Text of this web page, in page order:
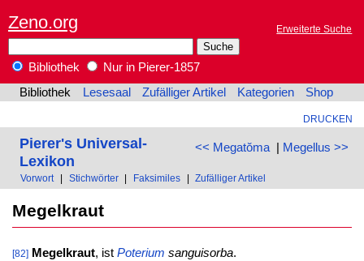
Zeno.org Erweiterte Suche
Bibliothek
Nur in Pierer-1857
Bibliothek
Lesesaal Zufälliger Artikel Kategorien Shop
DRUCKEN
<< Megatŏma| Megellus >>
Pierer's Universal-
Lexikon
Vorwort Stichwörter Faksimiles Zufälliger Artikel
Megelkraut
[82] Megelkraut, ist Poterium sanguisorba.